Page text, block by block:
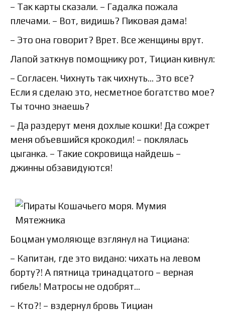
– Так карты сказали. – Гадалка пожала
плечами. – Вот, видишь? Пиковая дама!
– Это она говорит? Врет. Все женщины врут.
Лапой заткнув помощнику рот, Тициан кивнул:
– Согласен. Чихнуть так чихнуть… Это все?
Если я сделаю это, несметное богатство мое?
Ты точно знаешь?
– Да раздерут меня дохлые кошки! Да сожрет
меня объевшийся крокодил! – поклялась
цыганка. – Такие сокровища найдешь –
джинны обзавидуются!
Боцман умоляюще взглянул на Тициана:
– Капитан, где это видано: чихать на левом
борту?! А пятница тринадцатого – верная
гибель! Матросы не одобрят…
– Кто?! – вздернул бровь Тициан